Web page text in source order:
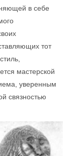
в себе
тот
мастерской
уверенным
связностью